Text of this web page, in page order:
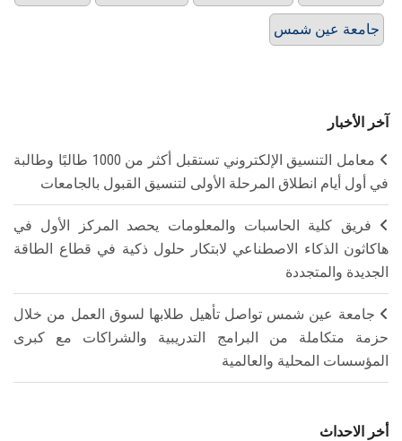
جامعة عين شمس
آخر الأخبار
معامل التنسيق الإلكتروني تستقبل أكثر من 1000 طالبًا وطالبة
في أول أيام انطلاق المرحلة الأولى لتنسيق القبول بالجامعات
فريق كلية الحاسبات والمعلومات يحصد المركز الأول في
هاكاثون الذكاء الاصطناعي لابتكار حلول ذكية في قطاع الطاقة
الجديدة والمتجددة
جامعة عين شمس تواصل تأهيل طلابها لسوق العمل من خلال
حزمة متكاملة من البرامج التدريبية والشراكات مع كبرى
المؤسسات المحلية والعالمية
أخر الاحداث